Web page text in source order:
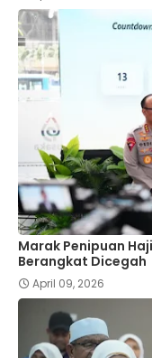
Marak Penipuan
Berangkat Dicegah
April 09, 2026